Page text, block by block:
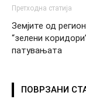
Претходна статија
Земјите од
“зелени
патувањата
ПОВРЗАНИ